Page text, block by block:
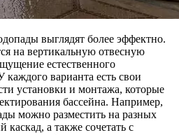
выглядят более эффектно.
на вертикальную отвесную
естественного
варианта есть свои
установки и монтажа, которые
бассейна. Например,
можно разместить на разных
каскад, а также сочетать с